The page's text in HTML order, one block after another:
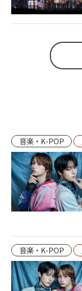
音楽・K-POP
音楽・K-POP